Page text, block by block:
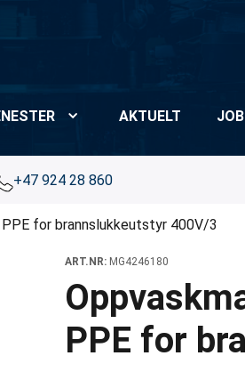
AKTUELT
+47 924 28 860
for brannslukkeutstyr 400V/3
ART.NR: MG4246180
PPE for